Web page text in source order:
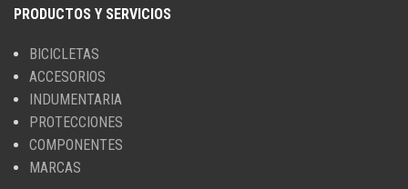
PRODUCTOS Y SERVICIOS
BICICLETAS
ACCESORIOS
INDUMENTARIA
PROTECCIONES
COMPONENTES
MARCAS